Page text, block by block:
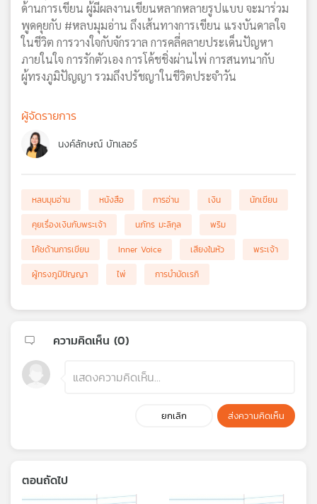
ด้านการเขียน ผู้มีผลงานเขียนหลากหลายรูปแบบ จะมาร่วม
พูดคุยกับ #หลบมุมอ่าน ถึงเส้นทางการเขียน แรงบันดาลใจ
ในชีวิต การวางใจกับจักรวาล การคลี่คลายประเด็นปัญหา
ภายในใจ การรักตัวเอง การโค้ชชิ่งผ่านไพ่ การสนทนากับ
ผู้ทรงภูมิปัญญา รวมถึงปรัชญาในชีวิตประจำวัน
ผู้จัดรายการ
นงค์ลักษณ์ บัทเลอร์
หลบมุมอ่าน หนังสือ การอ่าน เงิน
นักเขียน
คุยเรื่องเงินกับพระเจ้า
นภัทร มะลิกุล
พริม
โค้ชด้านการเขียน
Inner Voice เสียงในหัว
พระเจ้า
ผู้ทรงภูมิปัญญา
ไพ่ การบำบัดเรกิ
ความคิดเห็น (0)
ยกเลิก ส่งความคิดเห็น
ตอนถัดไป